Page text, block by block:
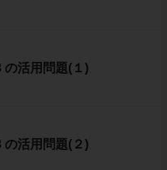
の活用問題(１)
の活用問題(２)